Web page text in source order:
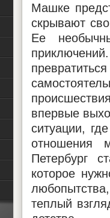
Машке
скрывают
Ее
впервые
ситуации,
отношения
Петербург
которое
теплый